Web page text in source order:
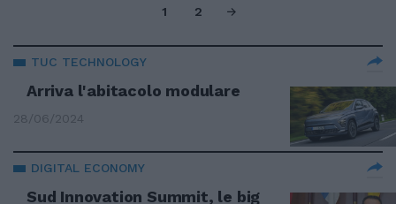
1 2
TUC TECHNOLOGY
Arriva l'abitacolo modulare
28/06/2024
DIGITAL ECONOMY
Sud Innovation Summit, le big